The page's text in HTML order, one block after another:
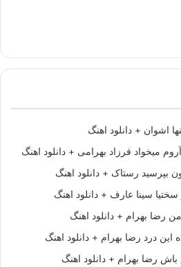
اشوان + دانلود اهنگ
میخواد فرزاد بهرامی + دانلود اهنگ
بپرسید رستاک + دانلود اهنگ
سختیا سینا عارف + دانلود اهنگ
رضا بهرام + دانلود اهنگ
درد رضا بهرام + دانلود اهنگ
رضا بهرام + دانلود اهنگ